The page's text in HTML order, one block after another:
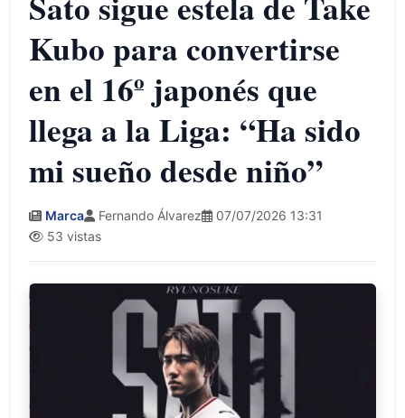
Kubo para convertirse
en el 16º japonés que
llega a la Liga: “Ha sido
mi sueño desde niño”
Marca Fernando Álvarez
07/07/2026 13:31
53 vistas